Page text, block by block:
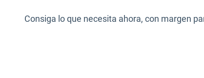
Consiga lo que necesita ahora, con margen